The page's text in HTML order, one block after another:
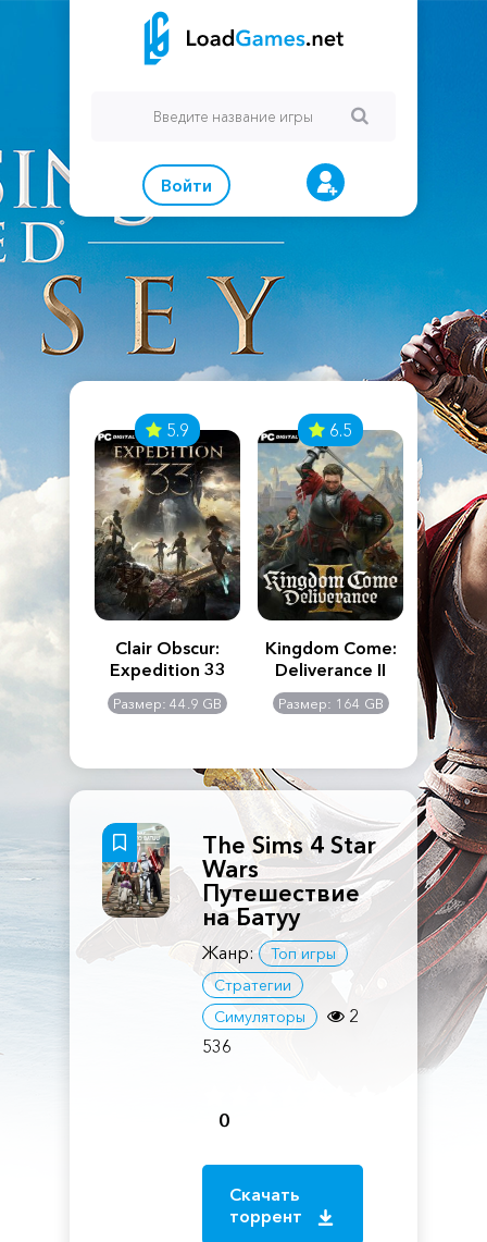
Войти
Creed
5.9
Clair Obscur:
Expedition 33
Размер: 44.9 GB
6.5
Kingdom Come:
Deliverance II
Размер: 164 GB
The
The Sims 4 Star
Wars
Путешествие
на Батуу
Жанр:
Топ игры
Стратегии
Симуляторы
2
536
0
Скачать
торрент